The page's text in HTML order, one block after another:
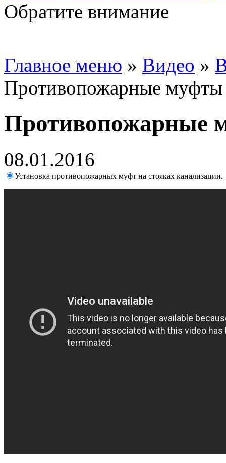
Обратите внимание
Главное меню » Видео »
Противопожарные муфты
Противопожарные
08.01.2016
Установка противопожарных муфт на стояках канализации.